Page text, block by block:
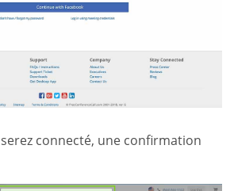
connecté, une confirmation